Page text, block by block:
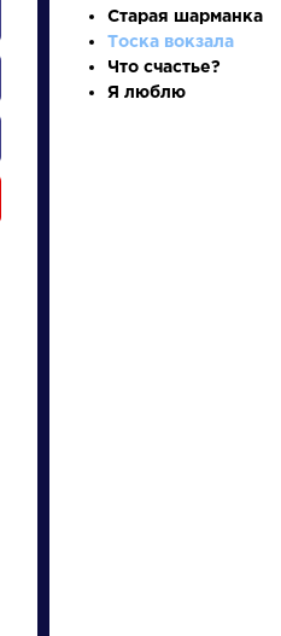
Т У Ф
Старая шарманка
Тоска вокзала
Что счастье?
Я люблю